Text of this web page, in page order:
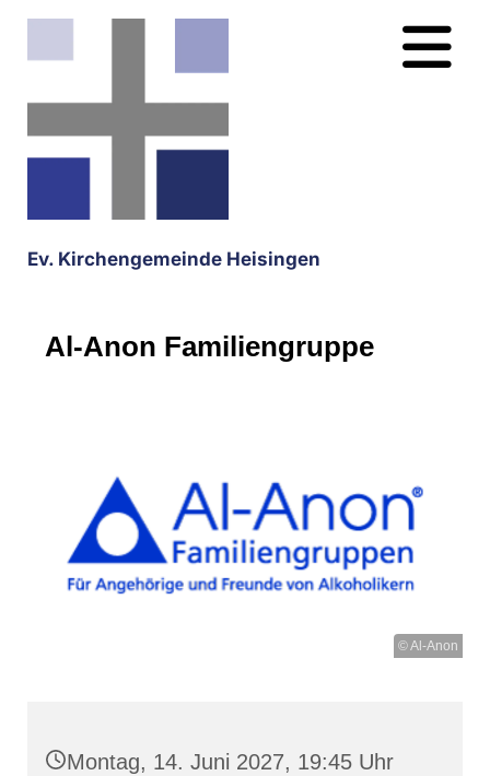
Ev. Kirchengemeinde Heisingen
Al-Anon Familiengruppe
© Al-Anon
Montag, 14. Juni 2027, 19:45 Uhr